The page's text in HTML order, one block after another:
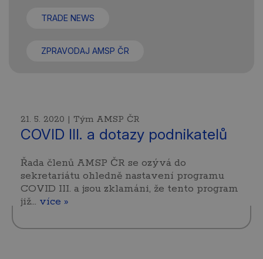
TRADE NEWS
ZPRAVODAJ AMSP ČR
21. 5. 2020 | Tým AMSP ČR
COVID III. a dotazy podnikatelů
Řada členů AMSP ČR se ozývá do
sekretariátu ohledně nastavení programu
COVID III. a jsou zklamáni, že tento program
již… více »